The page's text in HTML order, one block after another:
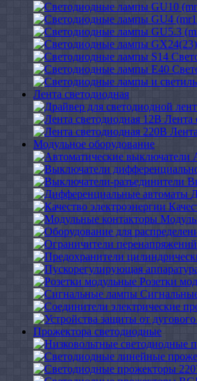
Лента светодиодная
Лента
Модульное оборудование
Розетки
Прожектора светодиодные